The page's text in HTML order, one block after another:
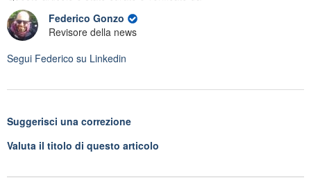
Federico Gonzo
Revisore della news
Segui Federico su Linkedin
Suggerisci una correzione
Valuta il titolo di questo articolo